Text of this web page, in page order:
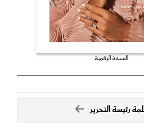
النسخة الرقمية
رئيسة التحرير